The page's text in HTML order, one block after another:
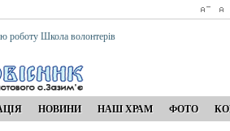
роботу Школа волонтерів
НОВИНИ НАШ ХРАМ ФОТО